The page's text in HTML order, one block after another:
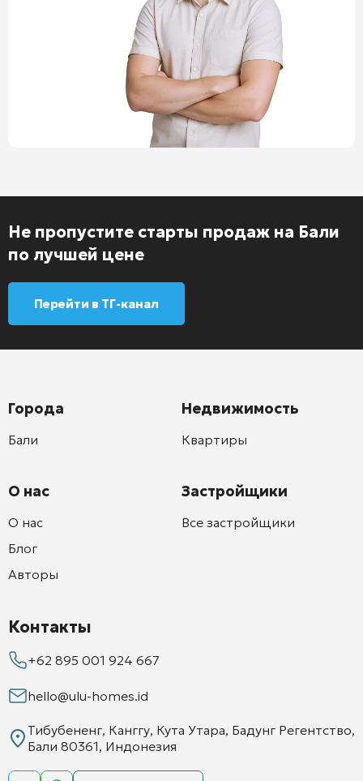
Не пропустите старты продаж на Бали
по лучшей цене
Перейти в ТГ-канал
Города
Бали
О нас
О нас
Блог
Авторы
Недвижимость
Квартиры
Застройщики
Все застройщики
Контакты
+62 895 001 924 667
hello@ulu-homes.id
Тибубененг, Канггу, Кута Утара, Бадунг Регентство,
Бали 80361, Индонезия